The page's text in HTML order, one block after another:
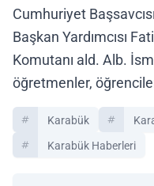
Cumhuriyet
Başkan Yardımcısı
Komutanı ald. Alb.
öğretmenler,
Karabük
Karabük Haberleri